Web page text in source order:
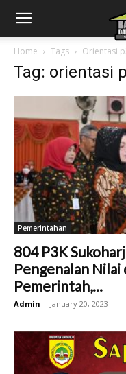
Home Tags Orientasi
Tag: orientasi
Pemerintahan
804 P3K
Pengenalan Nilai
Pemerintah,...
Admin - January 20, 2023